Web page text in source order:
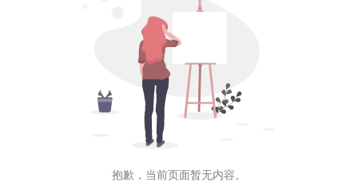
抱歉，当前页面暂无内容。